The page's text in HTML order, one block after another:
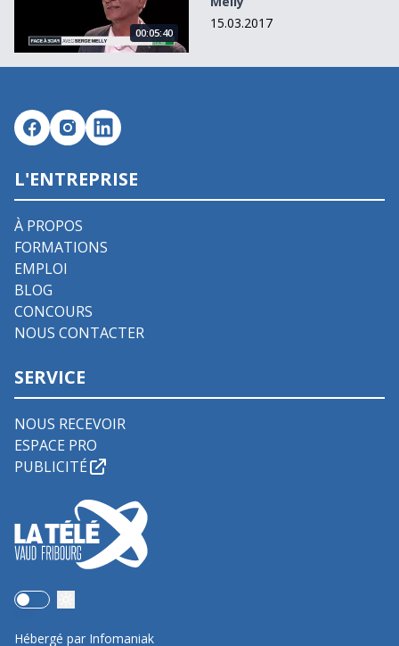
00:05:40
15.03.2017
L'ENTREPRISE
À PROPOS
FORMATIONS
EMPLOI
BLOG
CONCOURS
NOUS CONTACTER
SERVICE
NOUS RECEVOIR
ESPACE PRO
PUBLICITÉ
Use setting
Hébergé par Infomaniak